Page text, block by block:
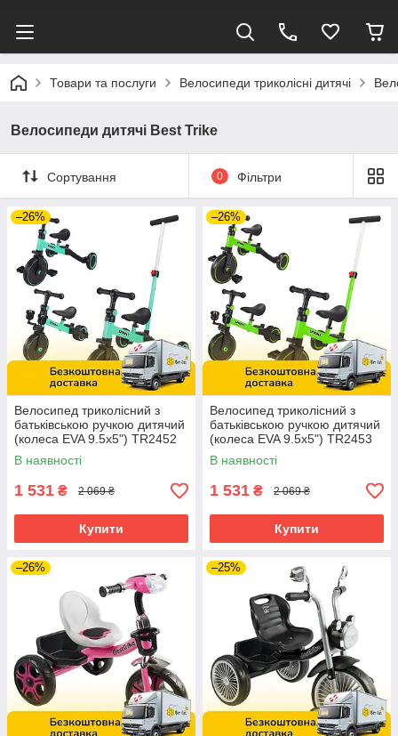
Товари та послуги Велосипеди триколісні дитячі
Велосипеди дитячі Best Trike
Сортування 0 Фільтри
–26%
Велосипед триколісний з
батьківською ручкою дитячий
(колеса EVA 9.5x5") TR2452
Бірюзовий
В наявності
1 531 ₴ 2 069 ₴
Купити
–26%
Велосипед триколісний з
батьківською ручкою дитячий
(колеса EVA 9.5x5") TR2453
Салатовий
В наявності
1 531 ₴ 2 069 ₴
Купити
–26% –25%